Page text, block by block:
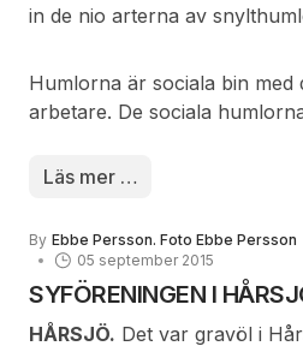
in de nio arterna av
lundhumla), hushumla,
ängshumla,trädgårdshumla
Humlorna är sociala bin med
arbetare. De sociala
blandade (delvis fleråriga)
övergivet mus- eller sorkbo,
art, kan anläggas på många
Läs mer …
By Ebbe Persson. Foto Ebbe Persson
05 september 2015
SYFÖRENINGEN I
HÅRSJÖ. Det var gravöl i